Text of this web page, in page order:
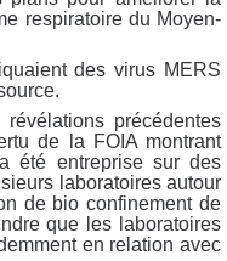
res­pi­ra­toire du Moyen-
des virus MERS
pré­cé­dentes
de la FOIA mon­trant
été entre­prise sur des
labo­ra­toires autour
de bio confi­ne­ment de
que les labo­ra­toires
en rela­tion avec